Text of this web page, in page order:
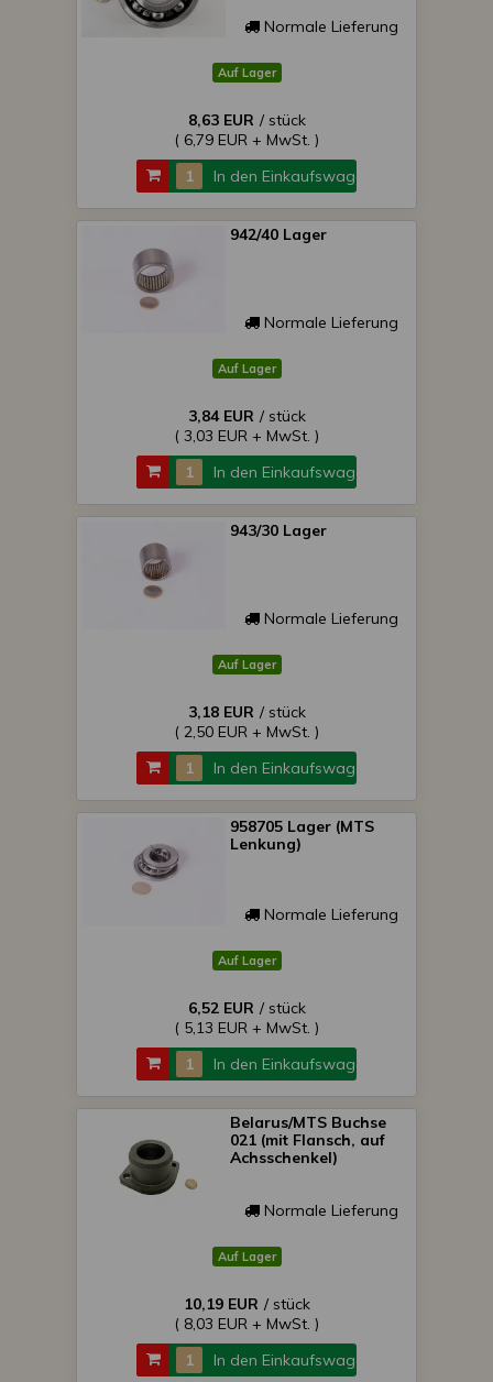
Normale Lieferung
Auf Lager
8,63 EUR / stück
( 6,79 EUR + MwSt. )
In den Einkaufswagen
942/40 Lager
Normale Lieferung
Auf Lager
3,84 EUR / stück
( 3,03 EUR + MwSt. )
In den Einkaufswagen
943/30 Lager
Normale Lieferung
Auf Lager
3,18 EUR / stück
( 2,50 EUR + MwSt. )
In den Einkaufswagen
958705 Lager (MTS
Lenkung)
Normale Lieferung
Auf Lager
6,52 EUR / stück
( 5,13 EUR + MwSt. )
In den Einkaufswagen
Belarus/MTS Buchse
021 (mit Flansch, auf
Achsschenkel)
Normale Lieferung
Auf Lager
10,19 EUR / stück
( 8,03 EUR + MwSt. )
In den Einkaufswagen